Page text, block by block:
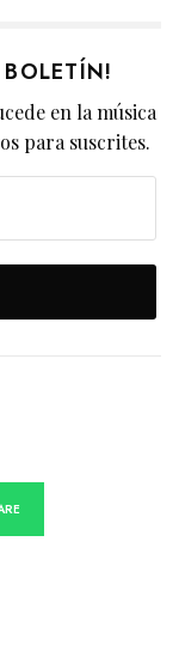
BOLETÍN!
en la música
para suscrites.